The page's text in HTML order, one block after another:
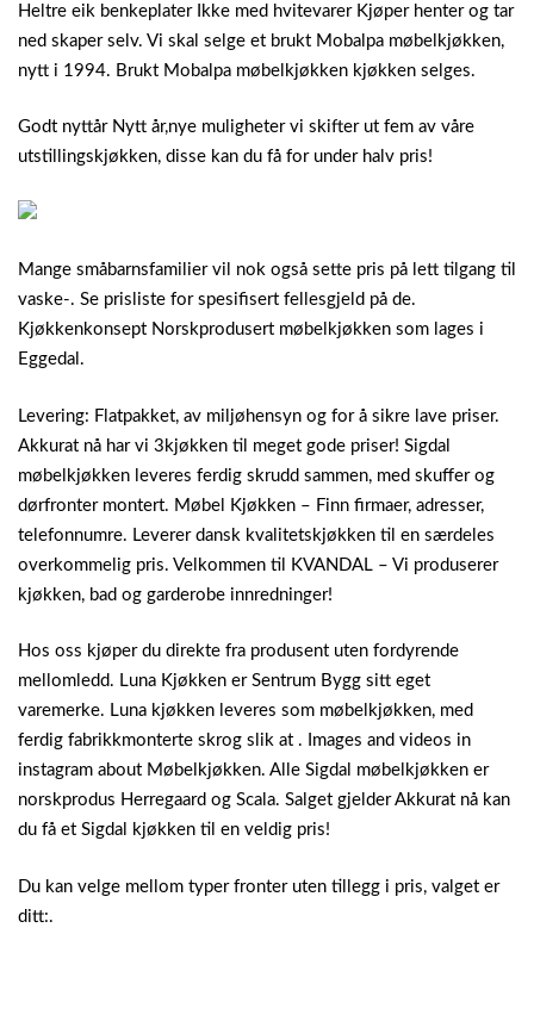
Heltre eik benkeplater Ikke med hvitevarer Kjøper henter og tar
ned skaper selv. Vi skal selge et brukt Mobalpa møbelkjøkken,
nytt i 1994. Brukt Mobalpa møbelkjøkken kjøkken selges.
Godt nyttår Nytt år,nye muligheter vi skifter ut fem av våre
utstillingskjøkken, disse kan du få for under halv pris!
Mange småbarnsfamilier vil nok også sette pris på lett tilgang til
vaske-. Se prisliste for spesifisert fellesgjeld på de.
Kjøkkenkonsept Norskprodusert møbelkjøkken som lages i
Eggedal.
Levering: Flatpakket, av miljøhensyn og for å sikre lave priser.
Akkurat nå har vi 3kjøkken til meget gode priser! Sigdal
møbelkjøkken leveres ferdig skrudd sammen, med skuffer og
dørfronter montert. Møbel Kjøkken – Finn firmaer, adresser,
telefonnumre. Leverer dansk kvalitetskjøkken til en særdeles
overkommelig pris. Velkommen til KVANDAL – Vi produserer
kjøkken, bad og garderobe innredninger!
Hos oss kjøper du direkte fra produsent uten fordyrende
mellomledd. Luna Kjøkken er Sentrum Bygg sitt eget
varemerke. Luna kjøkken leveres som møbelkjøkken, med
ferdig fabrikkmonterte skrog slik at . Images and videos in
instagram about Møbelkjøkken. Alle Sigdal møbelkjøkken er
norskprodus Herregaard og Scala. Salget gjelder Akkurat nå kan
du få et Sigdal kjøkken til en veldig pris!
Du kan velge mellom typer fronter uten tillegg i pris, valget er
ditt:.